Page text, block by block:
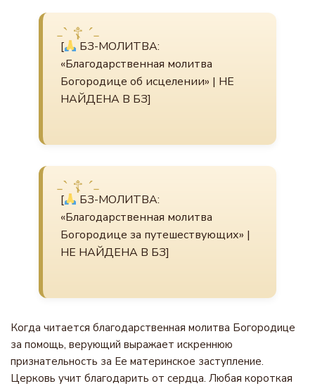
[
БЗ-МОЛИТВА:
«Благодарственная молитва
Богородице об исцелении» | НЕ
НАЙДЕНА В БЗ]
[
БЗ-МОЛИТВА:
«Благодарственная молитва
Богородице за путешествующих» |
НЕ НАЙДЕНА В БЗ]
Когда читается благодарственная молитва Богородице
за помощь, верующий выражает искреннюю
признательность за Ее материнское заступление.
Церковь учит благодарить от сердца. Любая короткая